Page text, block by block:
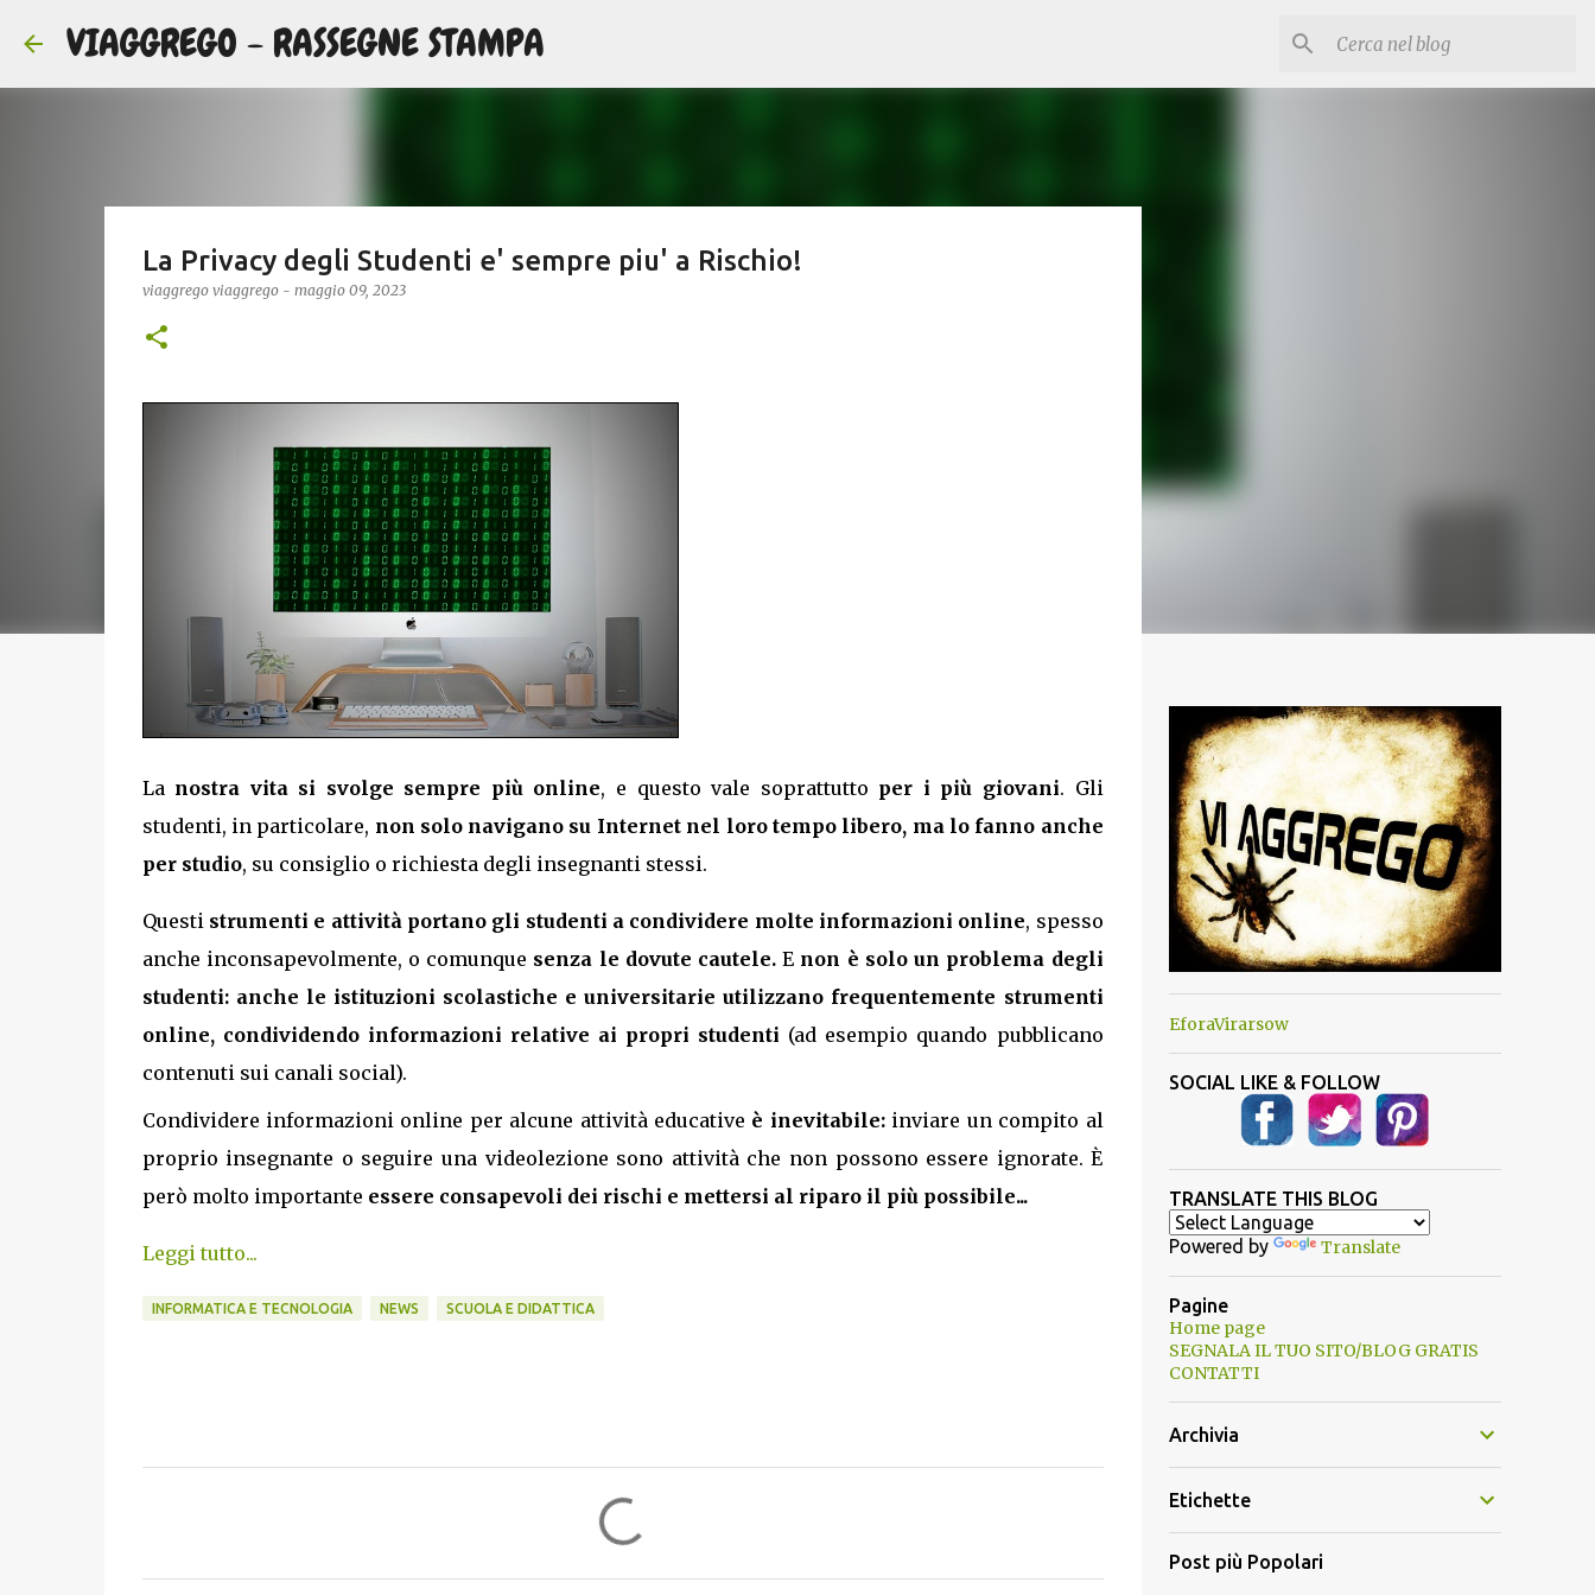
VIAGGREGO - RASSEGNE STAMPA
La Privacy degli Studenti e' sempre piu' a Rischio!
viaggrego viaggrego - maggio 09, 2023
La nostra vita si svolge sempre più online, e questo vale soprattutto per i più giovani. Gli
studenti, in particolare, non solo navigano su Internet nel loro tempo libero, ma lo fanno anche
per studio, su consiglio o richiesta degli insegnanti stessi.
Questi strumenti e attività portano gli studenti a condividere molte informazioni online, spesso
anche inconsapevolmente, o comunque senza le dovute cautele. E non è solo un problema degli
studenti: anche le istituzioni scolastiche e universitarie utilizzano frequentemente strumenti
online, condividendo informazioni relative ai propri studenti (ad esempio quando pubblicano
contenuti sui canali social).
Condividere informazioni online per alcune attività educative è inevitabile:inviare un compito al
proprio insegnante o seguire una videolezione sono attività che non possono essere ignorate. È
però molto importante essere consapevoli dei rischi e mettersi al riparo il più possibile...
Leggi tutto...
INFORMATICA E TECNOLOGIA NEWS SCUOLA E DIDATTICA
EforaVirarsow
SOCIAL LIKE & FOLLOW
TRANSLATE THIS BLOG
Powered by Translate
Pagine
Home page
SEGNALA IL TUO SITO/BLOG GRATIS
CONTATTI
Archivia
Etichette
Post più Popolari